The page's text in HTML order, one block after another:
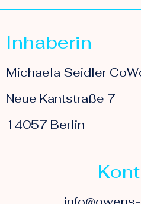
Inhaberin
Michaela Seidler
Neue Kantstraße 7
14057 Berlin